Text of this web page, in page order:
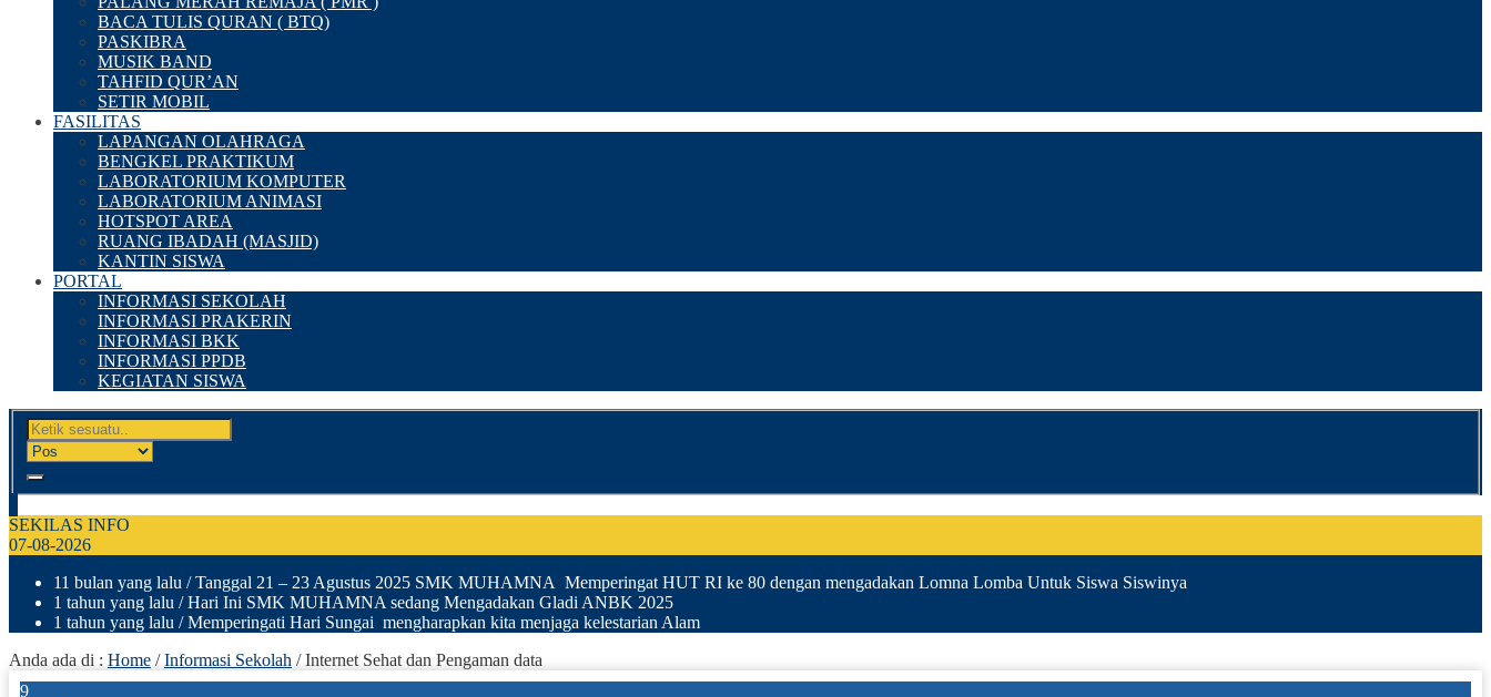
BACA TULIS QURAN ( BTQ)
PASKIBRA
MUSIK BAND
TAHFID QUR’AN
SETIR MOBIL
FASILITAS
LAPANGAN OLAHRAGA
BENGKEL PRAKTIKUM
LABORATORIUM KOMPUTER
LABORATORIUM ANIMASI
HOTSPOT AREA
RUANG IBADAH (MASJID)
KANTIN SISWA
PORTAL
INFORMASI SEKOLAH
INFORMASI PRAKERIN
INFORMASI BKK
INFORMASI PPDB
KEGIATAN SISWA
SEKILAS INFO
07-08-2026
11 bulan yang lalu / Tanggal 21 – 23 Agustus 2025 SMK MUHAMNA Memperingat HUT RI ke 80 dengan mengadakan Lomna Lomba Untuk Siswa Siswinya
1 tahun yang lalu / Hari Ini SMK MUHAMNA sedang Mengadakan Gladi ANBK 2025
1 tahun yang lalu / Memperingati Hari Sungai mengharapkan kita menjaga kelestarian Alam
Anda ada di : Home /Informasi Sekolah /Internet Sehat dan Pengaman data
9